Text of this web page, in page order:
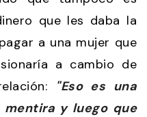
que les daba la
a una mujer que
a cambio de
"Eso es una
y luego que